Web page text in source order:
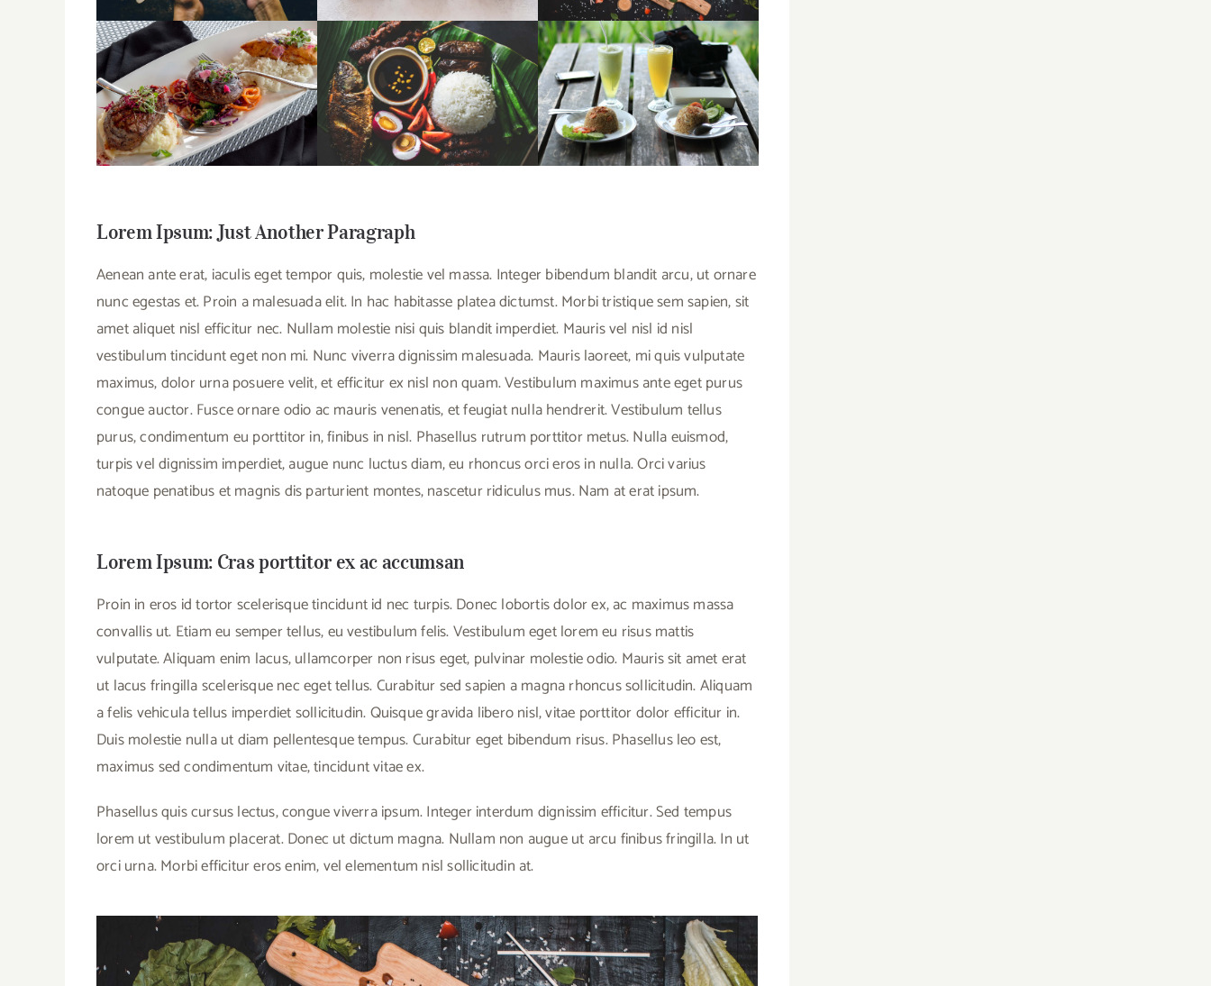
Lorem Ipsum: Just Another Paragraph
Aenean ante erat, iaculis eget tempor quis, molestie vel massa. Integer bibendum blandit arcu, ut ornare
nunc egestas et. Proin a malesuada elit. In hac habitasse platea dictumst. Morbi tristique sem sapien, sit
amet aliquet nisl efficitur nec. Nullam molestie nisi quis blandit imperdiet. Mauris vel nisl id nisl
vestibulum tincidunt eget non mi. Nunc viverra dignissim malesuada. Mauris laoreet, mi quis vulputate
maximus, dolor urna posuere velit, et efficitur ex nisl non quam. Vestibulum maximus ante eget purus
congue auctor. Fusce ornare odio ac mauris venenatis, et feugiat nulla hendrerit. Vestibulum tellus
purus, condimentum eu porttitor in, finibus in nisl. Phasellus rutrum porttitor metus. Nulla euismod,
turpis vel dignissim imperdiet, augue nunc luctus diam, eu rhoncus orci eros in nulla. Orci varius
natoque penatibus et magnis dis parturient montes, nascetur ridiculus mus. Nam at erat ipsum.
Lorem Ipsum: Cras porttitor ex ac accumsan
Proin in eros id tortor scelerisque tincidunt id nec turpis. Donec lobortis dolor ex, ac maximus massa
convallis ut. Etiam eu semper tellus, eu vestibulum felis. Vestibulum eget lorem eu risus mattis
vulputate. Aliquam enim lacus, ullamcorper non risus eget, pulvinar molestie odio. Mauris sit amet erat
ut lacus fringilla scelerisque nec eget tellus. Curabitur sed sapien a magna rhoncus sollicitudin. Aliquam
a felis vehicula tellus imperdiet sollicitudin. Quisque gravida libero nisl, vitae porttitor dolor efficitur in.
Duis molestie nulla ut diam pellentesque tempus. Curabitur eget bibendum risus. Phasellus leo est,
maximus sed condimentum vitae, tincidunt vitae ex.
Phasellus quis cursus lectus, congue viverra ipsum. Integer interdum dignissim efficitur. Sed tempus
lorem ut vestibulum placerat. Donec ut dictum magna. Nullam non augue ut arcu finibus fringilla. In ut
orci urna. Morbi efficitur eros enim, vel elementum nisl sollicitudin at.